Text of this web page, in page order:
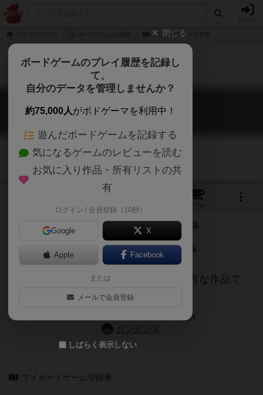
ソリティア太平洋戦争
ソリティア太平洋戦争
WE MUST TELL THE EMPEROR
カフェ
ソロプレイ出来る太平洋戦争ゲーム
太平洋戦争全般をソロプレイ出来る稀有な作品で
上記文章の執筆にご協力くださった方
ガンガンズ
マイボードゲーム登録者
閉じる
ボードゲームのプレイ履歴を記録し
て、
自分のデータを管理しませんか？
約75,000人がボドゲーマを利用中！
遊んだボードゲームを記録する
気になるゲームのレビューを読む
お気に入り作品・所有リストの共
有
ログイン / 会員登録（10秒）
Google X
Apple Facebook
または
メールで会員登録
しばらく表示しない